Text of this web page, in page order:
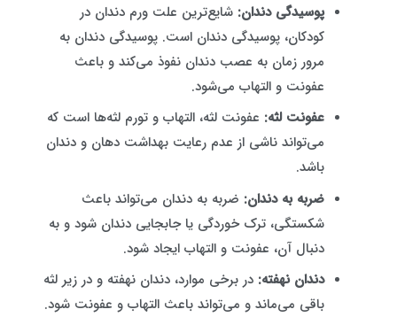
پوسیدگی دندان: شایع‌ترین علت ورم دندان در
کودکان، پوسیدگی دندان است. پوسیدگی دندان به
مرور زمان به عصب دندان نفوذ می‌کند و باعث
عفونت و التهاب می‌شود.
عفونت لثه: عفونت لثه، التهاب و تورم لثه‌ها است که
می‌تواند ناشی از عدم رعایت بهداشت دهان و دندان
باشد.
ضربه به دندان: ضربه به دندان می‌تواند باعث
شکستگی، ترک خوردگی یا جابجایی دندان شود و به
دنبال آن، عفونت و التهاب ایجاد شود.
دندان نهفته: در برخی موارد، دندان نهفته و در زیر لثه
باقی می‌ماند و می‌تواند باعث التهاب و عفونت شود.